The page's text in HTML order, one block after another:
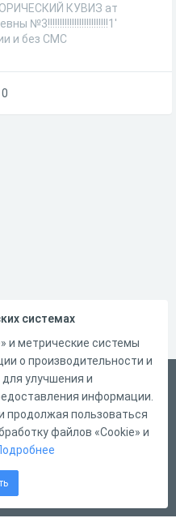
КУВИЗ ат
№3!!!!!!!!!!!!!!!!!!!!!!!!!1'
и без СМС
0
системах
и метрические системы
о производительности и
улучшения и
информации.
продолжая пользоваться
файлов «Cookie» и